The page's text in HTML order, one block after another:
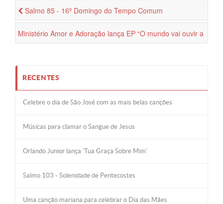
Salmo 85 - 16º Domingo do Tempo Comum
Ministério Amor e Adoração lança EP “O mundo vai ouvir a
RECENTES
Celebre o dia de São José com as mais belas canções
Músicas para clamar o Sangue de Jesus
Orlando Junior lança 'Tua Graça Sobre Mim'
Salmo 103 - Solenidade de Pentecostes
Uma canção mariana para celebrar o Dia das Mães